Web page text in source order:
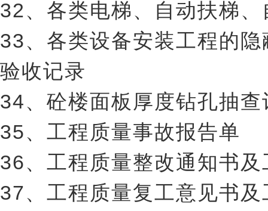
32、各类电梯、自动扶梯
33、各类设备安装工程的
验收记录
34、砼楼面板厚度钻孔抽查
35、工程质量事故报告单
36、工程质量整改通知书
37、工程质量复工意见书